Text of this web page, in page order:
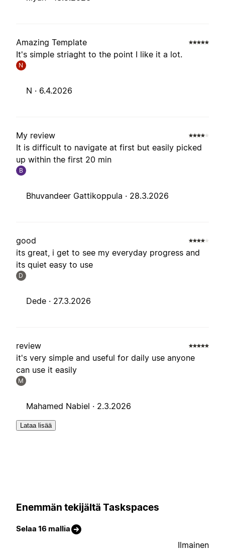
Amazing Template
It's simple striaght to the point I like it a lot.
N
N · 6.4.2026
My review
It is difficult to navigate at first but easily picked
up within the first 20 min
B
Bhuvandeer Gattikoppula · 28.3.2026
good
its great, i get to see my everyday progress and
its quiet easy to use
D
Dede · 27.3.2026
review
it's very simple and useful for daily use anyone
can use it easily
M
Mahamed Nabiel · 2.3.2026
Lataa lisää
Enemmän tekijältä Taskspaces
Selaa 16 mallia
Ilmainen